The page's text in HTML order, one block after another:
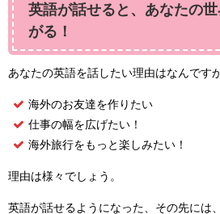
英語が話せると、あなたの
がる！
あなたの英語を話したい理由はなんです
海外のお友達を作りたい
仕事の幅を広げたい！
海外旅行をもっと楽しみたい！
理由は様々でしょう。
英語が話せるようになった、その先には